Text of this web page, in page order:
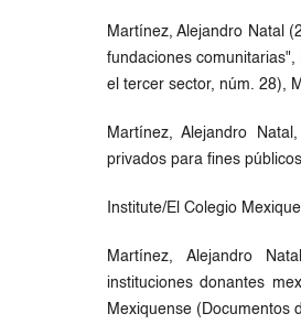
Martínez, Alejandro Natal
fundaciones
el tercer sector, núm. 28),
Martínez, Alejandro
privados para fines
Institute/El Colegio
Martínez, Alejandro
instituciones donantes
Mexiquense (Documentos